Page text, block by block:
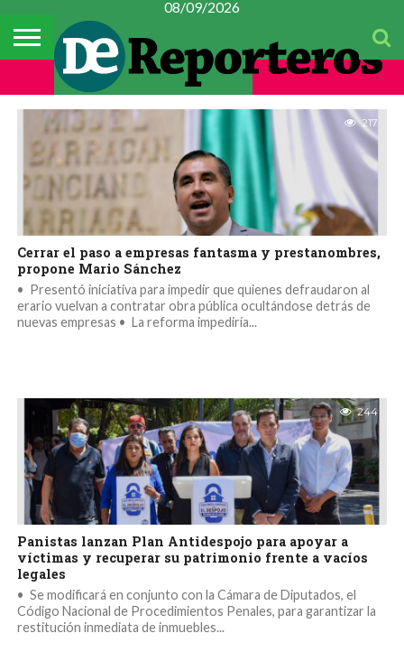
TEMAS
DEL
#CONSTITUYENTE
MÉXICO
METROPOLI
POLICIACA
ESPECTÁCULOS
CULTURA
FINANZAS
CIENCIA Y
TECNOLOGÍA
MUJER
08/09/2026
METROPOLI
217
Cerrar el paso a empresas fantasma y prestanombres,
propone Mario Sánchez
•⁠ ⁠Presentó iniciativa para impedir que quienes defraudaron al
erario vuelvan a contratar obra pública ocultándose detrás de
nuevas empresas •⁠ ⁠La reforma impediría...
244
Panistas lanzan Plan Antidespojo para apoyar a
víctimas y recuperar su patrimonio frente a vacíos
legales
•⁠ ⁠Se modificará en conjunto con la Cámara de Diputados, el
Código Nacional de Procedimientos Penales, para garantizar la
restitución inmediata de inmuebles...